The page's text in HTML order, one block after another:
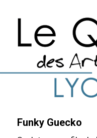
Funky Guecko